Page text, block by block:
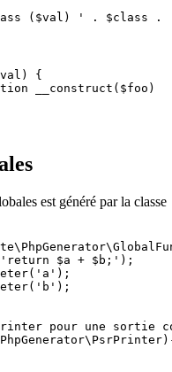
{
est généré par la classe
$a + $b;');
pour une sortie